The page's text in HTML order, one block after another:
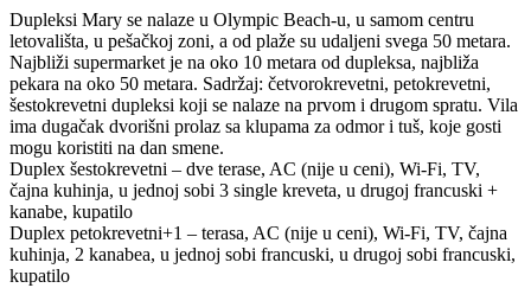
Dupleksi Mary se nalaze u Olympic Beach-u, u samom centru
letovališta, u pešačkoj zoni, a od plaže su udaljeni svega 50 metara.
Najbliži supermarket je na oko 10 metara od dupleksa, najbliža
pekara na oko 50 metara. Sadržaj: četvorokrevetni, petokrevetni,
šestokrevetni dupleksi koji se nalaze na prvom i drugom spratu. Vila
ima dugačak dvorišni prolaz sa klupama za odmor i tuš, koje gosti
mogu koristiti na dan smene.
Duplex šestokrevetni – dve terase, AC (nije u ceni), Wi-Fi, TV,
čajna kuhinja, u jednoj sobi 3 single kreveta, u drugoj francuski +
kanabe, kupatilo
Duplex petokrevetni+1 – terasa, AC (nije u ceni), Wi-Fi, TV, čajna
kuhinja, 2 kanabea, u jednoj sobi francuski, u drugoj sobi francuski,
kupatilo